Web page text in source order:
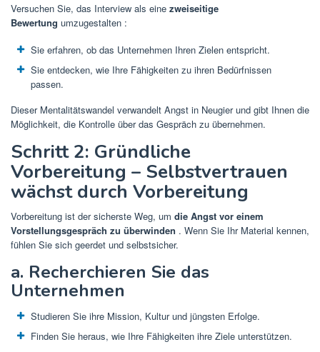
Versuchen Sie, das Interview als eine zweiseitige
Bewertung umzugestalten :
Sie erfahren, ob das Unternehmen Ihren Zielen entspricht.
Sie entdecken, wie Ihre Fähigkeiten zu ihren Bedürfnissen
passen.
Dieser Mentalitätswandel verwandelt Angst in Neugier und gibt Ihnen die
Möglichkeit, die Kontrolle über das Gespräch zu übernehmen.
Schritt 2: Gründliche
Vorbereitung – Selbstvertrauen
wächst durch Vorbereitung
Vorbereitung ist der sicherste Weg, um die Angst vor einem
Vorstellungsgespräch zu überwinden . Wenn Sie Ihr Material kennen,
fühlen Sie sich geerdet und selbstsicher.
a. Recherchieren Sie das
Unternehmen
Studieren Sie ihre Mission, Kultur und jüngsten Erfolge.
Finden Sie heraus, wie Ihre Fähigkeiten ihre Ziele unterstützen.